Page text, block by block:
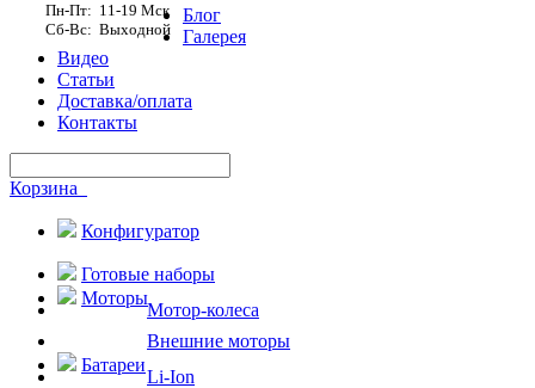
Пн-Пт: 11-19 Мск
Сб-Вс: Выходной
Блог
Галерея
Видео
Статьи
Доставка/оплата
Контакты
Корзина
Конфигуратор
Готовые наборы
Моторы
Мотор-колеса
Внешние моторы
Батареи
Li-Ion